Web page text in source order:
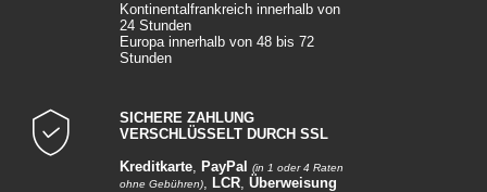
Kontinentalfrankreich innerhalb von
24 Stunden
Europa innerhalb von 48 bis 72
Stunden
SICHERE ZAHLUNG
VERSCHLÜSSELT DURCH SSL
Kreditkarte, PayPal
(in 1 oder 4 Raten
ohne Gebühren), LCR, Überweisung